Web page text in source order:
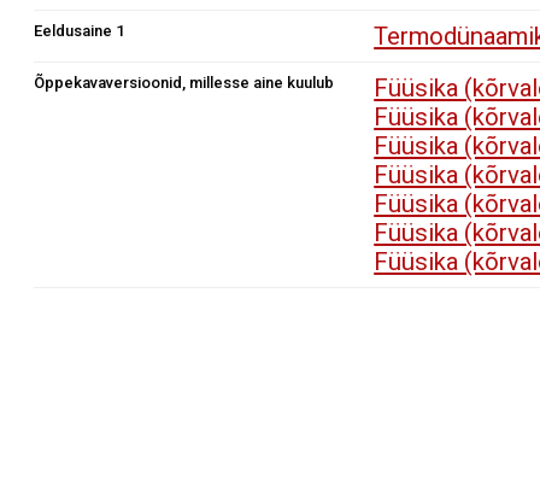
Eeldusaine 1
Õppekavaversioonid, millesse aine kuulub
Füüsika
Füüsika
Füüsika
Füüsika
Füüsika
Füüsika
Füüsika